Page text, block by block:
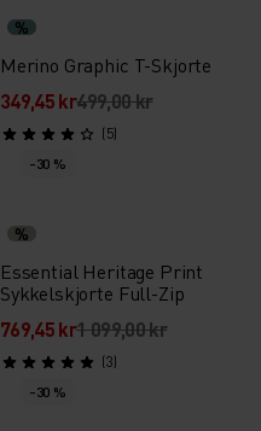
%
Merino Graphic T-Skjorte
349,45 kr499,00 kr
(5)
-30 %
%
Essential Heritage Print
Sykkelskjorte Full-Zip
769,45 kr1 099,00 kr
(3)
-30 %